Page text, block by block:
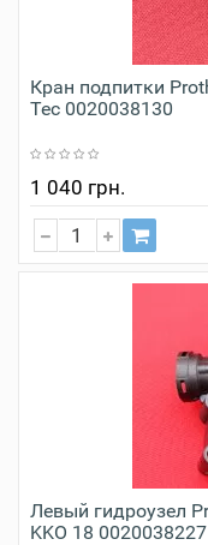
Кран подпитки
Tec 0020038130
1 040 грн.
Левый гидроузел
KKO 18 0020038227